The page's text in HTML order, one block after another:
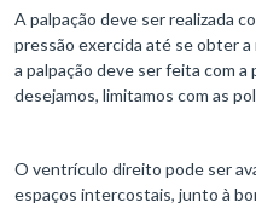
A palpação deve ser realizada
pressão exercida até se obter
a palpação deve ser feita com a
desejamos, limitamos com as
O ventrículo direito pode ser
espaços intercostais, junto à